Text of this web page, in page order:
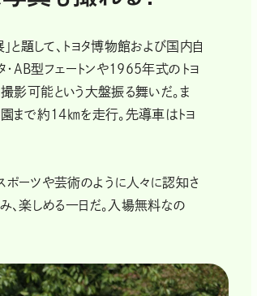
と題して、トヨタ博物館および国内自
AB型フェートンや1965年式のトヨ
影可能という大盤振る舞いだ。ま
まで約14㎞を走行。先導車はトヨ
ポーツや芸術のように人々に認知さ
、楽しめる一日だ。入場無料なの